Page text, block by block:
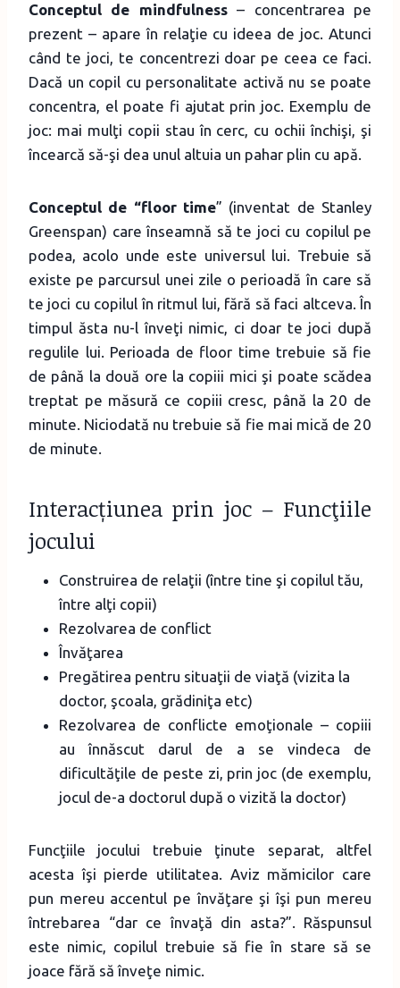
Conceptul de mindfulness– concentrarea pe
prezent – apare în relaţie cu ideea de joc. Atunci
când te joci, te concentrezi doar pe ceea ce faci.
Dacă un copil cu personalitate activă nu se poate
concentra, el poate fi ajutat prin joc. Exemplu de
joc: mai mulţi copii stau în cerc, cu ochii închişi, şi
încearcă să-şi dea unul altuia un pahar plin cu apă.
Conceptul de “floor time” (inventat de Stanley
Greenspan) care înseamnă să te joci cu copilul pe
podea, acolo unde este universul lui. Trebuie să
existe pe parcursul unei zile o perioadă în care să
te joci cu copilul în ritmul lui, fără să faci altceva. În
timpul ăsta nu-l înveţi nimic, ci doar te joci după
regulile lui. Perioada de floor time trebuie să fie
de până la două ore la copiii mici şi poate scădea
treptat pe măsură ce copiii cresc, până la 20 de
minute. Niciodată nu trebuie să fie mai mică de 20
de minute.
Interacțiunea prin joc – Funcţiile
jocului
Construirea de relaţii (între tine şi copilul tău,
între alţi copii)
Rezolvarea de conflict
Învăţarea
Pregătirea pentru situaţii de viaţă (vizita la
doctor, şcoala, grădiniţa etc)
Rezolvarea de conflicte emoţionale – copiii
au înnăscut darul de a se vindeca de
dificultăţile de peste zi, prin joc (de exemplu,
jocul de-a doctorul după o vizită la doctor)
Funcţiile jocului trebuie ţinute separat, altfel
acesta îşi pierde utilitatea. Aviz mămicilor care
pun mereu accentul pe învăţare şi îşi pun mereu
întrebarea “dar ce învaţă din asta?”. Răspunsul
este nimic, copilul trebuie să fie în stare să se
joace fără să înveţe nimic.